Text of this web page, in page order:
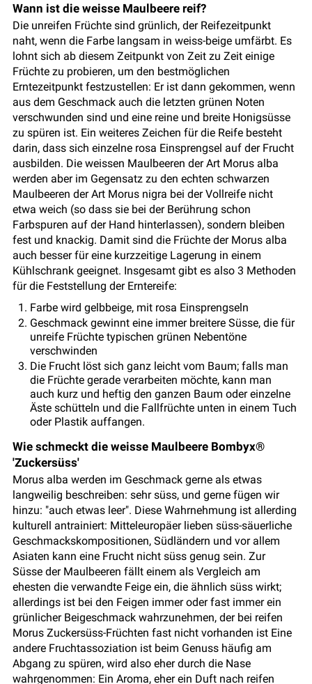
Wann ist die weisse Maulbeere reif?
Die unreifen Früchte sind grünlich, der Reifezeitpunkt
naht, wenn die Farbe langsam in weiss-beige umfärbt. Es
lohnt sich ab diesem Zeitpunkt von Zeit zu Zeit einige
Früchte zu probieren, um den bestmöglichen
Erntezeitpunkt festzustellen: Er ist dann gekommen, wenn
aus dem Geschmack auch die letzten grünen Noten
verschwunden sind und eine reine und breite Honigsüsse
zu spüren ist. Ein weiteres Zeichen für die Reife besteht
darin, dass sich einzelne rosa Einsprengsel auf der Frucht
ausbilden. Die weissen Maulbeeren der Art Morus alba
werden aber im Gegensatz zu den echten schwarzen
Maulbeeren der Art Morus nigra bei der Vollreife nicht
etwa weich (so dass sie bei der Berührung schon
Farbspuren auf der Hand hinterlassen), sondern bleiben
fest und knackig. Damit sind die Früchte der Morus alba
auch besser für eine kurzzeitige Lagerung in einem
Kühlschrank geeignet. Insgesamt gibt es also 3 Methoden
für die Feststellung der Erntereife:
Farbe wird gelbbeige, mit rosa Einsprengseln
Geschmack gewinnt eine immer breitere Süsse, die für
unreife Früchte typischen grünen Nebentöne
verschwinden
Die Frucht löst sich ganz leicht vom Baum; falls man
die Früchte gerade verarbeiten möchte, kann man
auch kurz und heftig den ganzen Baum oder einzelne
Äste schütteln und die Fallfrüchte unten in einem Tuch
oder Plastik auffangen.
Wie schmeckt die weisse Maulbeere Bombyx®
'Zuckersüss'
Morus alba werden im Geschmack gerne als etwas
langweilig beschreiben: sehr süss, und gerne fügen wir
hinzu: "auch etwas leer". Diese Wahrnehmung ist allerding
kulturell antrainiert: Mitteleuropäer lieben süss-säuerliche
Geschmackskompositionen, Südländern und vor allem
Asiaten kann eine Frucht nicht süss genug sein. Zur
Süsse der Maulbeeren fällt einem als Vergleich am
ehesten die verwandte Feige ein, die ähnlich süss wirkt;
allerdings ist bei den Feigen immer oder fast immer ein
grünlicher Beigeschmack wahrzunehmen, der bei reifen
Morus Zuckersüss-Früchten fast nicht vorhanden ist Eine
andere Fruchtassoziation ist beim Genuss häufig am
Abgang zu spüren, wird also eher durch die Nase
wahrgenommen: Ein Aroma, eher ein Duft nach reifen